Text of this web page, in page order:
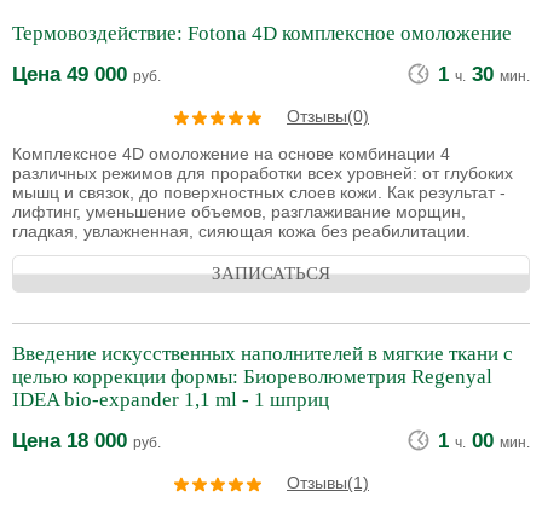
Термовоздействие: Fotona 4D комплексное омоложение
Цена49 000 руб. 1 ч. 30 мин.
Отзывы(0)
Комплексное 4D омоложение на основе комбинации 4
различных режимов для проработки всех уровней: от глубоких
мышц и связок, до поверхностных слоев кожи. Как результат -
лифтинг, уменьшение объемов, разглаживание морщин,
гладкая, увлажненная, сияющая кожа без реабилитации.
ЗАПИСАТЬСЯ
Введение искусственных наполнителей в мягкие ткани с
целью коррекции формы: Биореволюметрия Regenyal
IDEA bio-expander 1,1 ml - 1 шприц
Цена18 000 руб. 1 ч. 00 мин.
Отзывы(1)